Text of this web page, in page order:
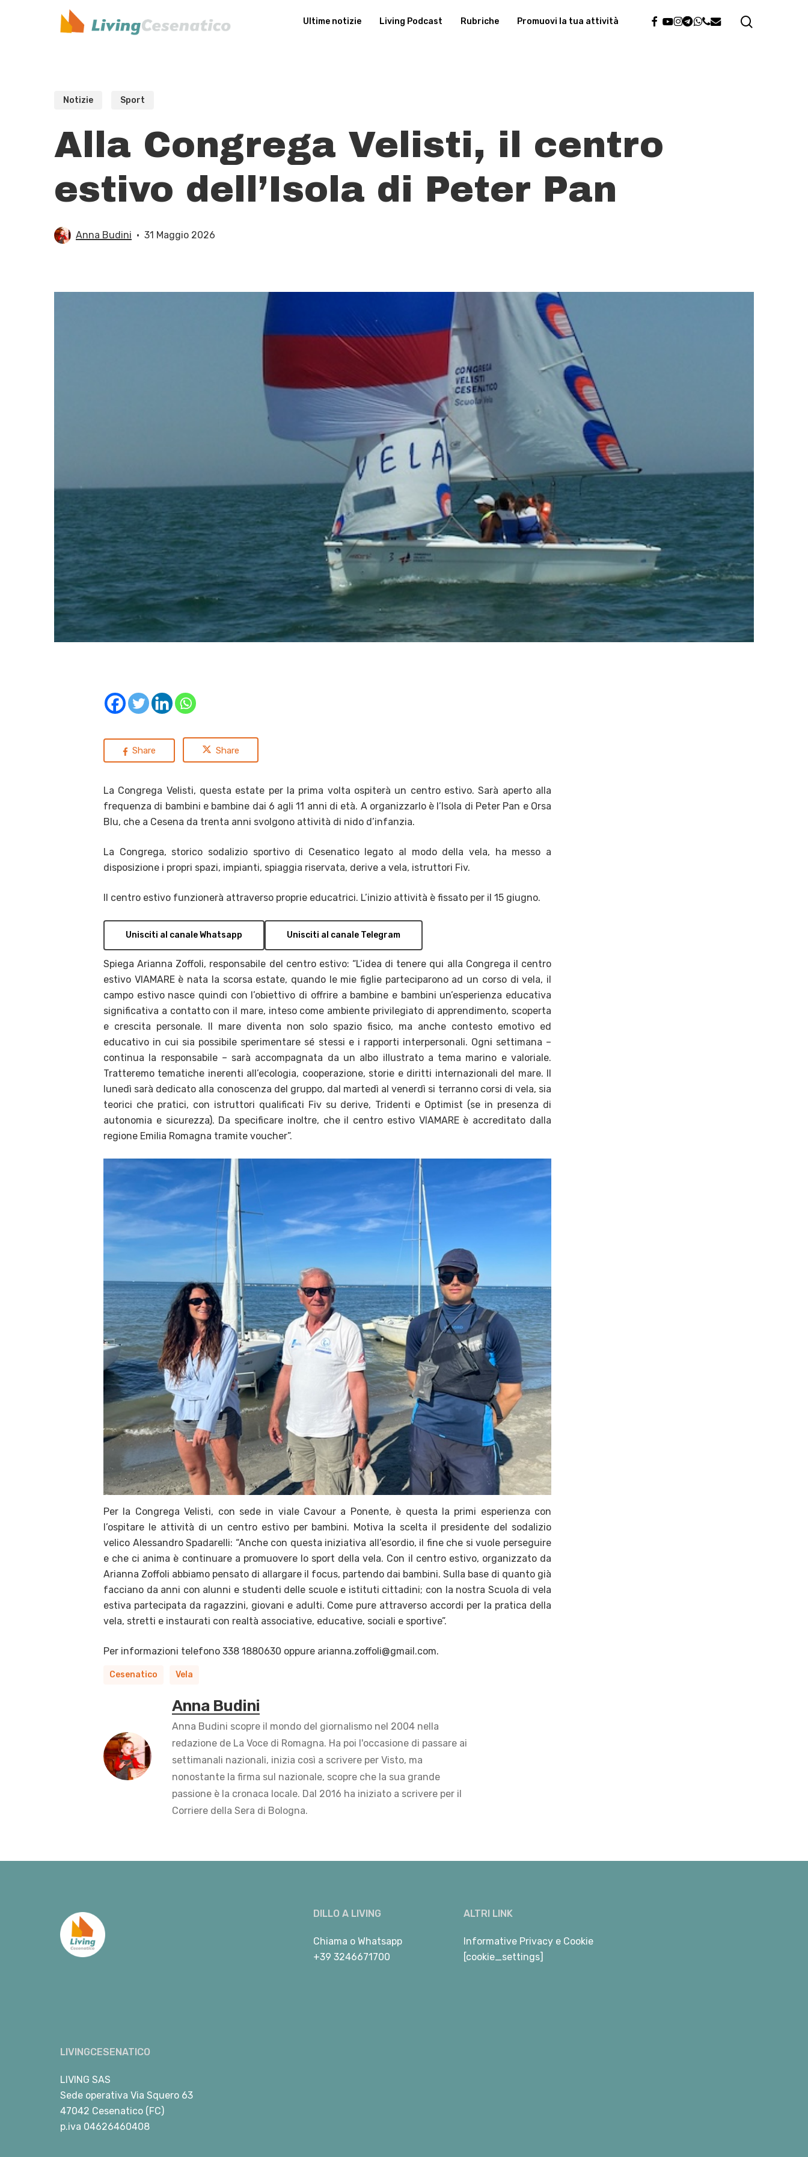
Ultime notizie Living Podcast Rubriche Promuovi la tua attività facebook
youtube
instagram
telegram
whatsapp
phone
email
Notizie Sport
Alla Congrega Velisti, il centro
estivo dell’Isola di Peter Pan
Anna Budini 31 Maggio 2026
Share Share
La Congrega Velisti, questa estate per la prima volta ospiterà un centro estivo. Sarà aperto alla
frequenza di bambini e bambine dai 6 agli 11 anni di età. A organizzarlo è l’Isola di Peter Pan e Orsa
Blu, che a Cesena da trenta anni svolgono attività di nido d’infanzia.
La Congrega, storico sodalizio sportivo di Cesenatico legato al modo della vela, ha messo a
disposizione i propri spazi, impianti, spiaggia riservata, derive a vela, istruttori Fiv.
Il centro estivo funzionerà attraverso proprie educatrici. L’inizio attività è fissato per il 15 giugno.
Unisciti al canale Whatsapp Unisciti al canale Telegram
Spiega Arianna Zoffoli, responsabile del centro estivo: “L’idea di tenere qui alla Congrega il centro
estivo VIAMARE è nata la scorsa estate, quando le mie figlie parteciparono ad un corso di vela, il
campo estivo nasce quindi con l’obiettivo di offrire a bambine e bambini un’esperienza educativa
significativa a contatto con il mare, inteso come ambiente privilegiato di apprendimento, scoperta
e crescita personale. Il mare diventa non solo spazio fisico, ma anche contesto emotivo ed
educativo in cui sia possibile sperimentare sé stessi e i rapporti interpersonali. Ogni settimana –
continua la responsabile – sarà accompagnata da un albo illustrato a tema marino e valoriale.
Tratteremo tematiche inerenti all’ecologia, cooperazione, storie e diritti internazionali del mare. Il
lunedì sarà dedicato alla conoscenza del gruppo, dal martedì al venerdì si terranno corsi di vela, sia
teorici che pratici, con istruttori qualificati Fiv su derive, Tridenti e Optimist (se in presenza di
autonomia e sicurezza). Da specificare inoltre, che il centro estivo VIAMARE è accreditato dalla
regione Emilia Romagna tramite voucher”.
Per la Congrega Velisti, con sede in viale Cavour a Ponente, è questa la primi esperienza con
l’ospitare le attività di un centro estivo per bambini. Motiva la scelta il presidente del sodalizio
velico Alessandro Spadarelli: “Anche con questa iniziativa all’esordio, il fine che si vuole perseguire
e che ci anima è continuare a promuovere lo sport della vela. Con il centro estivo, organizzato da
Arianna Zoffoli abbiamo pensato di allargare il focus, partendo dai bambini. Sulla base di quanto già
facciano da anni con alunni e studenti delle scuole e istituti cittadini; con la nostra Scuola di vela
estiva partecipata da ragazzini, giovani e adulti. Come pure attraverso accordi per la pratica della
vela, stretti e instaurati con realtà associative, educative, sociali e sportive”.
Per informazioni telefono 338 1880630 oppure arianna.zoffoli@gmail.com.
Cesenatico Vela
Anna Budini
Anna Budini scopre il mondo del giornalismo nel 2004 nella
redazione de La Voce di Romagna. Ha poi l'occasione di passare ai
settimanali nazionali, inizia così a scrivere per Visto, ma
nonostante la firma sul nazionale, scopre che la sua grande
passione è la cronaca locale. Dal 2016 ha iniziato a scrivere per il
Corriere della Sera di Bologna.
LIVINGCESENATICO
LIVING SAS
Sede operativa Via Squero 63
47042 Cesenatico (FC)
p.iva 04626460408
DILLO A LIVING
Chiama o Whatsapp
+39 3246671700
ALTRI LINK
Informative Privacy e Cookie
[cookie_settings]